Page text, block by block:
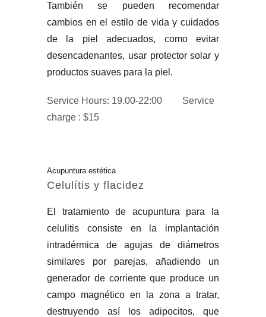
También se pueden recomendar
cambios en el estilo de vida y cuidados
de la piel adecuados, como evitar
desencadenantes, usar protector solar y
productos suaves para la piel.
Service Hours: 19.00-22:00
Service
charge : $15
Acupuntura estética
Celulítis y flacidez
El tratamiento de acupuntura para la
celulitis consiste en la implantación
intradérmica de agujas de diámetros
similares por parejas, añadiendo un
generador de corriente que produce un
campo magnético en la zona a tratar,
destruyendo así los adipocitos, que